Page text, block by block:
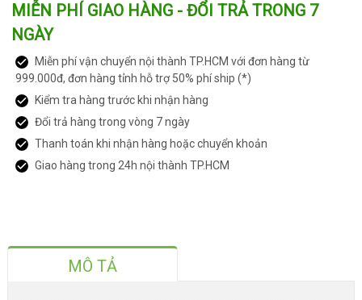
MIỄN PHÍ GIAO HÀNG - ĐỔI TRẢ TRONG 7
NGÀY
Miễn phí vận chuyển nội thành TP.HCM với đơn hàng từ
999.000đ, đơn hàng tỉnh hỗ trợ 50% phí ship (*)
Kiểm tra hàng trước khi nhận hàng
Đổi trả hàng trong vòng 7 ngày
Thanh toán khi nhận hàng hoặc chuyển khoản
Giao hàng trong 24h nội thành TP.HCM
MÔ TẢ